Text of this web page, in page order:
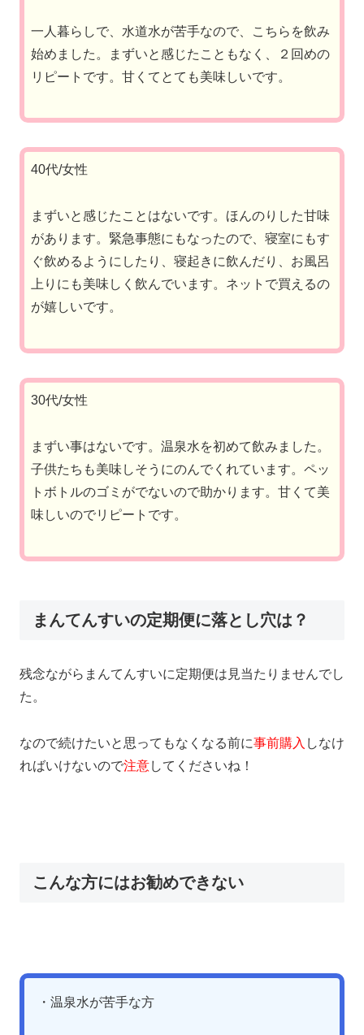
一人暮らしで、水道水が苦手なので、こちらを飲み
始めました。まずいと感じたこともなく、２回めの
リピートです。甘くてとても美味しいです。
40代/女性
まずいと感じたことはないです。ほんのりした甘味
があります。緊急事態にもなったので、寝室にもす
ぐ飲めるようにしたり、寝起きに飲んだり、お風呂
上りにも美味しく飲んでいます。ネットで買えるの
が嬉しいです。
30代/女性
まずい事はないです。温泉水を初めて飲みました。
子供たちも美味しそうにのんでくれています。ペッ
トボトルのゴミがでないので助かります。甘くて美
味しいのでリピートです。
まんてんすいの定期便に落とし穴は？
残念ながらまんてんすいに定期便は見当たりませんでし
た。
なので続けたいと思ってもなくなる前に事前購入 しなけ
ればいけないので注意してくださいね！
こんな方にはお勧めできない
・温泉水が苦手な方